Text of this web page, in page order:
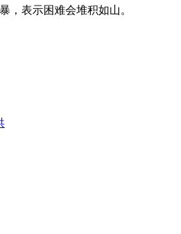
表示困难会堆积如山。